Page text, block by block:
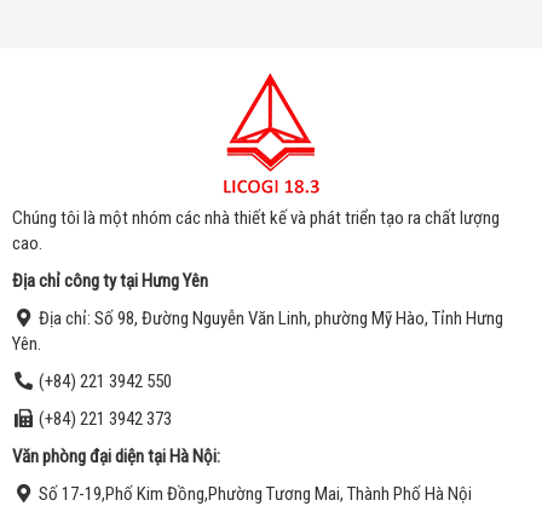
Chúng tôi là một nhóm các nhà thiết kế và phát triển tạo ra chất lượng
cao.
Địa chỉ công ty tại Hưng Yên
Địa chỉ: Số 98, Đường Nguyễn Văn Linh, phường Mỹ Hào, Tỉnh Hưng
Yên.
(+84) 221 3942 550
(+84) 221 3942 373
Văn phòng đại diện tại Hà Nội:
Số 17-19,Phố Kim Đồng,Phường Tương Mai, Thành Phố Hà Nội